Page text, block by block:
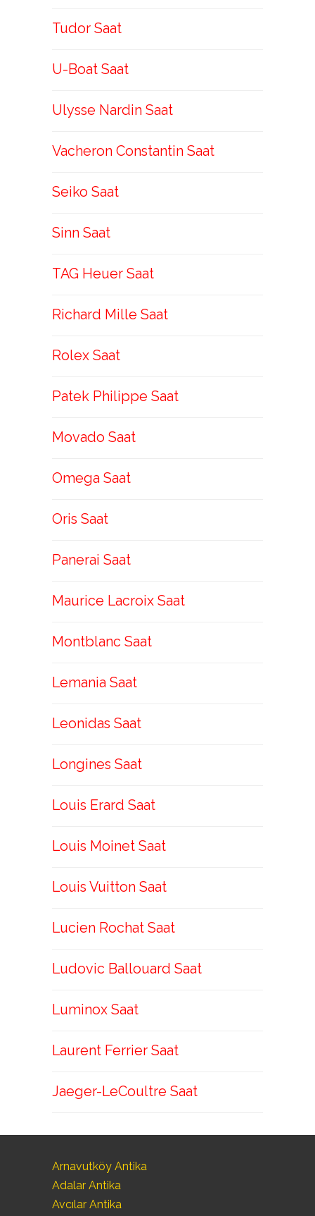
Tudor Saat
U-Boat Saat
Ulysse Nardin Saat
Vacheron Constantin Saat
Seiko Saat
Sinn Saat
TAG Heuer Saat
Richard Mille Saat
Rolex Saat
Patek Philippe Saat
Movado Saat
Omega Saat
Oris Saat
Panerai Saat
Maurice Lacroix Saat
Montblanc Saat
Lemania Saat
Leonidas Saat
Longines Saat
Louis Erard Saat
Louis Moinet Saat
Louis Vuitton Saat
Lucien Rochat Saat
Ludovic Ballouard Saat
Luminox Saat
Laurent Ferrier Saat
Jaeger-LeCoultre Saat
Arnavutköy Antika
Adalar Antika
Avcılar Antika